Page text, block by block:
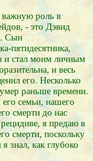
роль в
- это Дэвид
Сын
пятидесятника,
и стал моим личным
и весь
его. Несколько
раньше времени.
его семьи, нашего
смерти до нас
я предаю в
смерти, поскольку
знал, как глубоко